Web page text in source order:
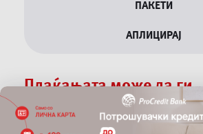
ПАКЕТИ
АПЛИЦИРАЈ
Плаќањата може да ги
процесирате преку една
следниве опции: